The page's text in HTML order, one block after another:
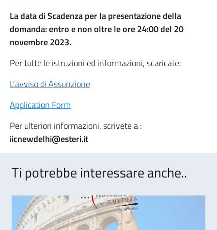
La data di Scadenza per la presentazione della
domanda: entro e non oltre le ore 24:00 del 20
novembre 2023.
Per tutte le istruzioni ed informazioni, scaricate:
L’avviso di Assunzione
Application Form
Per ulteriori informazioni, scrivete a :
iicnewdelhi@esteri.it
Ti potrebbe interessare anche..